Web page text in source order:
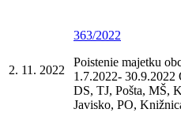
2. 11. 2022
363/2022
Poistenie majetku
1.7.2022- 30.9.2022
DS, TJ, Pošta, MŠ,
Javisko, PO,